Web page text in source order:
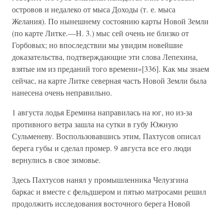
островов и недалеко от мыса Доходы (т. е. мыса
Желания). По нынешнему состоянию карты Новой Земли
(по карте Литке.—Н. 3.) мыс сей очень не близко от
Горбовых; но впоследствии мы увидим новейшие
доказательства, подтверждающие эти слова Лепехина,
взятые им из преданий того времени»[336]. Как мы знаем
сейчас, на карте Литке северная часть Новой Земли была
нанесена очень неправильно.
1 августа лодья Еремина направилась на юг, но из-за
противного ветра зашла на сутки в губу Южную
Сульменеву. Воспользовавшись этим, Пахтусов описал
берега губы и сделал промер. 9 августа все его люди
вернулись в свое зимовье.
Здесь Пахтусов нанял у промышленника Челузгина
баркас и вместе с фельдшером и пятью матросами решил
продолжить исследования восточного берега Новой